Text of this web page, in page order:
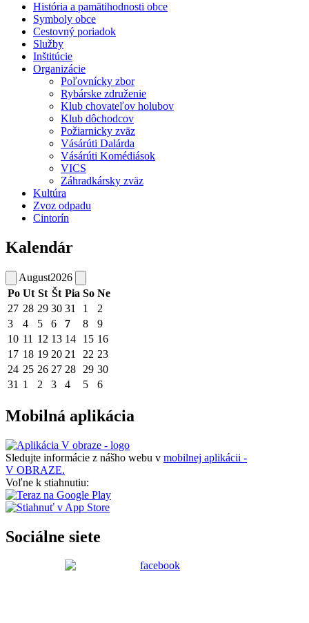
História a pamätihodnosti obce
Symboly obce
Cestovný poriadok
Služby
Inštitúcie
Organizácie
Poľovnícky zbor
Rybárske združenie
Klub chovateľov holubov
Klub dôchodcov
Požiarnicky zväz
Vásárúti Dalárda
Vásárúti Komédiások
VICS
Záhradkársky zväz
Kultúra
Zvoz odpadu
Cintorín
Kalendár
August2026
Po Ut St Št Pia So Ne
27 28 29 30 31 1
2
3
4 5 6 7 8
9
10 11 12 13 14 15 16
17 18 19 20 21 22 23
24 25 26 27 28 29 30
31 1 2 3 4 5 6
Mobilná aplikácia
Sledujte informácie z nášho webu v mobilnej aplikácii -
V OBRAZE.
Voľne k stiahnutiu:
Sociálne siete